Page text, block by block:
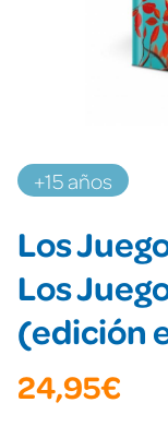
+15 años
Los
Los
(edición
24,95€